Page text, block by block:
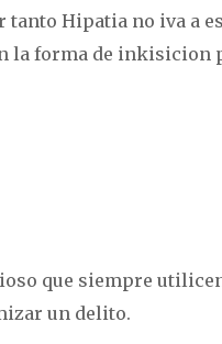
Hipatia no iva a
la forma de inkisicion
que siempre
un delito.